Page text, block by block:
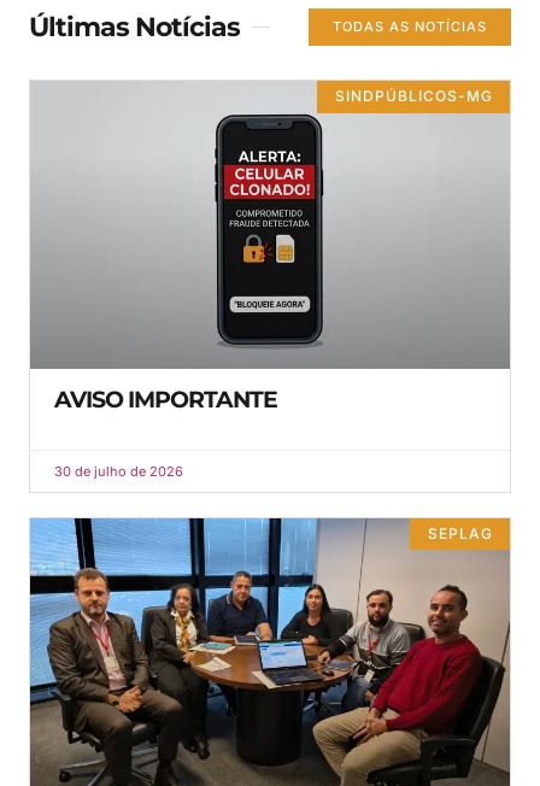
Últimas Notícias TODAS AS NOTÍCIAS
SINDPÚBLICOS-MG
AVISO IMPORTANTE
30 de julho de 2026
SEPLAG